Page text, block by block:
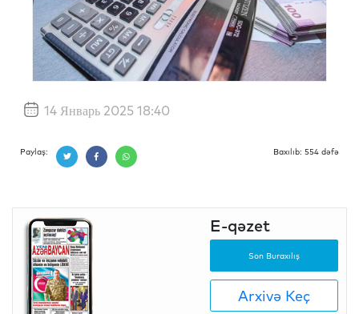
14 Январь 2025 18:40
Paylaş: Baxılıb: 554 dəfə
E-qəzet
Son Buraxılış
Arxivə Keç